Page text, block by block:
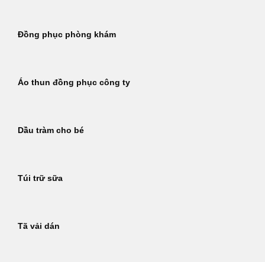
Đồng phục phòng khám
Áo thun đồng phục công ty
Dầu tràm cho bé
Túi trữ sữa
Tã vải dán